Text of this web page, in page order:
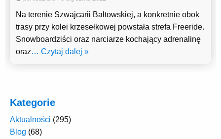
Na terenie Szwajcarii Bałtowskiej, a konkretnie obok
trasy przy kolei krzesełkowej powstała strefa Freeride.
Snowboardziści oraz narciarze kochający adrenalinę
oraz… Czytaj dalej »
Kategorie
Aktualności (295)
Blog (68)